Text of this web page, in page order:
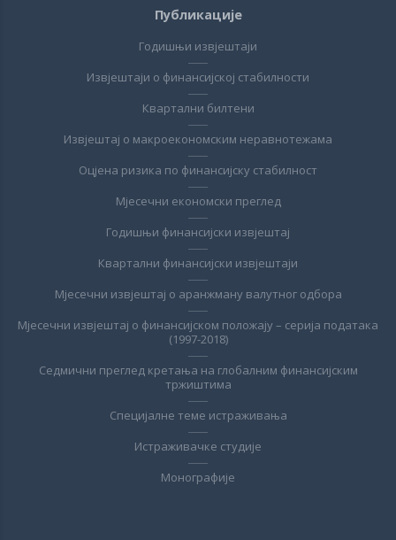
Публикације
Годишњи извјештаји
Извјештаји о финансијској стабилности
Квартални билтени
Извјештај о макроекономским неравнотежама
Оцјена ризика по финансијску стабилност
Мјесечни економски преглед
Годишњи финансијски извјештај
Квартални финансијски извјештаји
Мјесечни извјештај о аранжману валутног одбора
Мјесечни извјештај о финансијском положају – серија података
(1997-2018)
Седмични преглед кретања на глобалним финансијским
тржиштима
Специјалне теме истраживања
Истраживачке студије
Монографије